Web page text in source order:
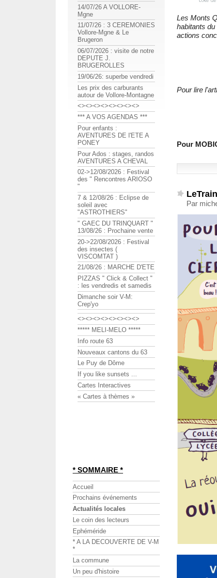
Les Monts
habitants
actions
Pour lire
Pour
Par
14/07/26 A VOLLORE-
Mgne
11/07/26 : 3 CEREMONIES
Vollore-Mgne & Le
Brugeron
06/07/2026 : visite de notre
DEPUTE J.
BRUGEROLLES
19/06/26: superbe vendredi
Les prix des carburants
autour de Vollore-Montagne
<><><><><><><><>
*** A VOS AGENDAS ***
Pour enfants :
AVENTURES DE l'ETE A
PONEY
Pour Ados : stages, randos
AVENTURES A CHEVAL
02->12/08/2026 : Festival
des " Rencontres ARIOSO
"
7 & 12/08/26 : Eclipse de
soleil avec
"ASTROTHIERS"
" GAEC DU TRINQUART "
13/08/26 : Prochaine vente
20->22/08/2026 : Festival
des insectes (
VISCOMTAT )
21/08/26 : MARCHE D'ETE
PIZZAS " Click & Collect "
: les vendredis et samedis
Dimanche soir V-M:
Crep'yo
<><><><><><><><>
***** MELI-MELO *****
Info route 63
Nouveaux cantons du 63
Le Puy de Dôme
If you like sunsets ...
Cartes Interactives
« Cartes à thèmes »
* SOMMAIRE *
Accueil
Prochains événements
Actualités locales
Le coin des lecteurs
Ephéméride
* A LA DECOUVERTE DE V-M
*
La commune
Un peu d'histoire